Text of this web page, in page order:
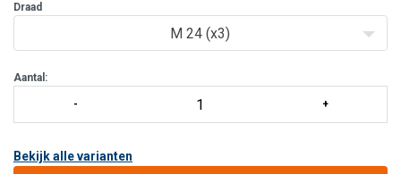
Draad
M 24 (x3)
Aantal:
Bekijk alle varianten